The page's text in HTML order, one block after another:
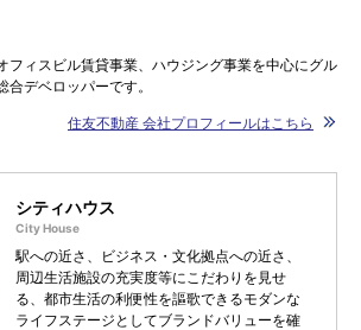
フィスビル賃貸事業、ハウジング事業を中心にグル
デベロッパーです。
住友不動産 会社プロフィールはこちら
シティハウス
駅への近さ、ビジネス・文化拠点への近さ、
周辺生活施設の充実度等にこだわりを見せ
る、都市生活の利便性を謳歌できるモダンな
ライフステージとしてブランドバリューを確